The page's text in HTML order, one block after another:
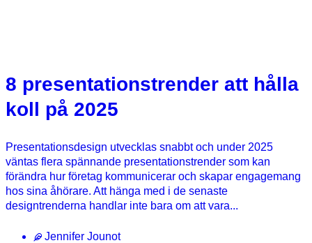
8 presentationstrender att hålla
koll på 2025
Presentationsdesign utvecklas snabbt och under 2025
väntas flera spännande presentationstrender som kan
förändra hur företag kommunicerar och skapar engagemang
hos sina åhörare. Att hänga med i de senaste
designtrenderna handlar inte bara om att vara...
Jennifer Jounot